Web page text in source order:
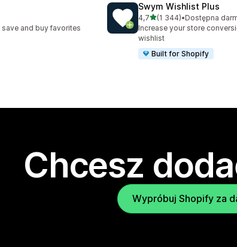
and buy favorites
Swym Wishlist Plus
4,7na 5 gwiazdek
(1 344)
Łączna liczba recenzji: 1344
•Dostępna
Increase your store
wishlist
Built for Shopify
Chcesz
Wypróbuj Shopify za